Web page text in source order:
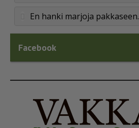
En hanki marjoja pakkaseen.
Facebook